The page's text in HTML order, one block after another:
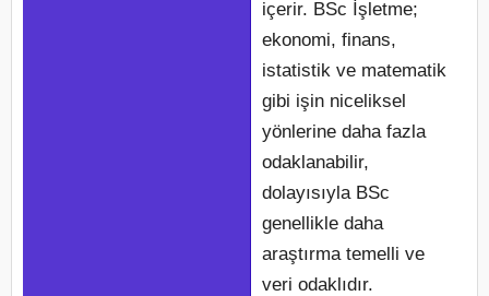
içerir. BSc İşletme;
ekonomi, finans,
istatistik ve matematik
gibi işin niceliksel
yönlerine daha fazla
odaklanabilir,
dolayısıyla BSc
genellikle daha
araştırma temelli ve
veri odaklıdır.